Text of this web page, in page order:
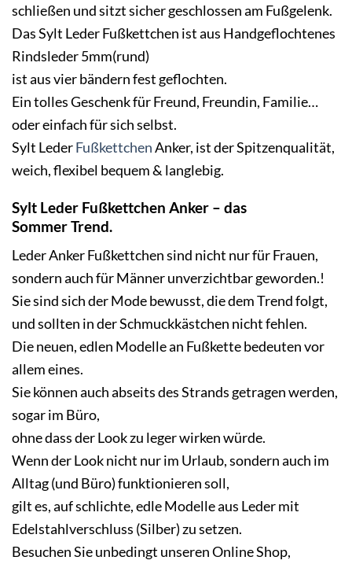
schließen und sitzt sicher geschlossen am Fußgelenk.
Das Sylt Leder Fußkettchen ist aus Handgeflochtenes
Rindsleder 5mm(rund)
ist aus vier bändern fest geflochten.
Ein tolles Geschenk für Freund, Freundin, Familie…
oder einfach für sich selbst.
Sylt LederFußkettchenAnker, ist der Spitzenqualität,
weich, flexibel bequem & langlebig.
Sylt Leder Fußkettchen Anker – das
SommerTrend.
Leder Anker Fußkettchen sind nicht nur für Frauen,
sondern auch für Männer unverzichtbar geworden.!
Sie sind sich der Mode bewusst, die dem Trend folgt,
und sollten in der Schmuckkästchen nicht fehlen.
Die neuen, edlen Modelle an Fußkette bedeuten vor
allem eines.
Sie können auch abseits des Strands getragen werden,
sogar im Büro,
ohne dass der Look zu leger wirken würde.
Wenn der Look nicht nur im Urlaub, sondern auch im
Alltag (und Büro) funktionieren soll,
gilt es, auf schlichte, edle Modelle aus Leder mit
Edelstahlverschluss (Silber) zu setzen.
Besuchen Sie unbedingt unseren Online Shop,